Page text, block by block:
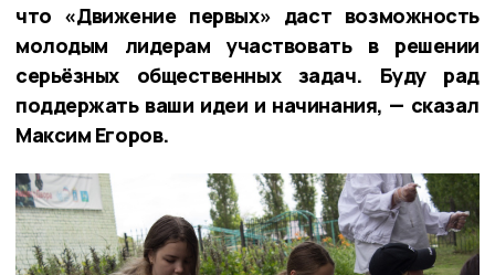
что «Движение первых» даст возможность
молодым лидерам участвовать в решении
серьёзных общественных задач. Буду рад
поддержать ваши идеи и начинания, — сказал
Максим Егоров.